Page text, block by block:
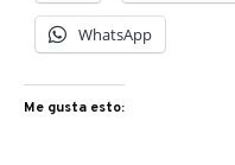
WhatsApp
Me gusta esto: